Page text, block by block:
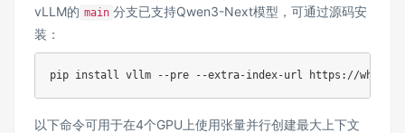
vLLM的 main 分支已支持Qwen3-Next模型，可通过源码安
装：
pip install
以下命令可用于在4个GPU上使用张量并行创建最大上下文